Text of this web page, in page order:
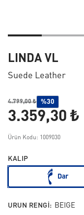
LINDA VL
Suede Leather
4.799,00 ₺ %30
3.359,30 ₺
Ürün Kodu: 1009030
KALIP
Dar
URUN RENGI: BEIGE